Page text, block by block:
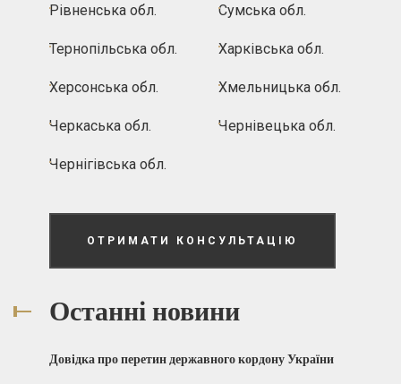
Рівненська обл. Сумська обл.
Тернопільська обл. Харківська обл.
Херсонська обл. Хмельницька обл.
Черкаська обл. Чернівецька обл.
Чернігівська обл.
ОТРИМАТИ КОНСУЛЬТАЦІЮ
Останні новини
Довідка про перетин державного кордону України